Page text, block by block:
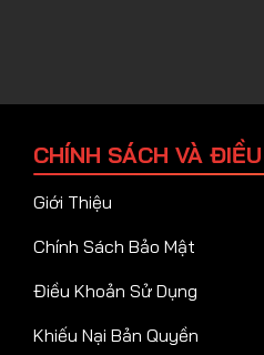
Tập 36
Tập 37
Tập 39
Tập 40
Tập 41
CHÍNH SÁCH VÀ
Giới Thiệu
Chính Sách Bảo Mật
Điều Khoản Sử Dụng
Khiếu Nại Bản Quyền